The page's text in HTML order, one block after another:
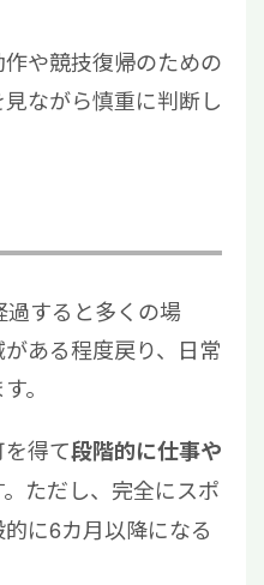
や競技復帰のための
ながら慎重に判断し
すると多くの場
ある程度戻り、日常
。
得て段階的に仕事や
ただし、完全にスポ
に6カ月以降になる